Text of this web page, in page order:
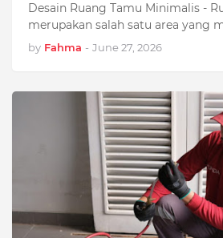
Desain Ruang Tamu Minimalis -
merupakan salah satu area yang
by Fahma - June 27, 2026